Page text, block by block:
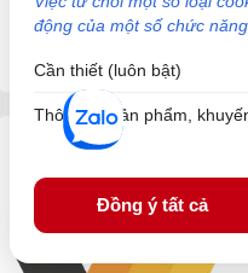
động của một số chức
Cần thiết (luôn bật)
Thông tin sản phẩm,
Đồng ý tất cả
Android chi tiết
HỆ THỐNG CỬA HÀNG